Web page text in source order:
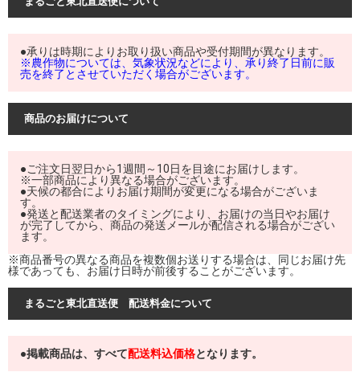
●承りは時期によりお取り扱い商品や受付期間が異なります。
※農作物については、気象状況などにより、承り終了日前に販
売を終了とさせていただく場合がございます。
商品のお届けについて
●ご注文日翌日から1週間～10日を目途にお届けします。
※一部商品により異なる場合がございます。
●天候の都合によりお届け期間が変更になる場合がございま
す。
●発送と配送業者のタイミングにより、お届けの当日やお届け
が完了してから、商品の発送メールが配信される場合がござい
ます。
※商品番号の異なる商品を複数個お送りする場合は、同じお届け先
様であっても、お届け日時が前後することがございます。
まるごと東北直送便 配送料金について
●掲載商品は、すべて配送料込価格となります。